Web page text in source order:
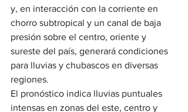
y, en interacción con la corriente en
chorro subtropical y un canal de baja
presión sobre el centro, oriente y
sureste del país, generará condiciones
para lluvias y chubascos en diversas
regiones.
El pronóstico indica lluvias puntuales
intensas en zonas del este, centro y